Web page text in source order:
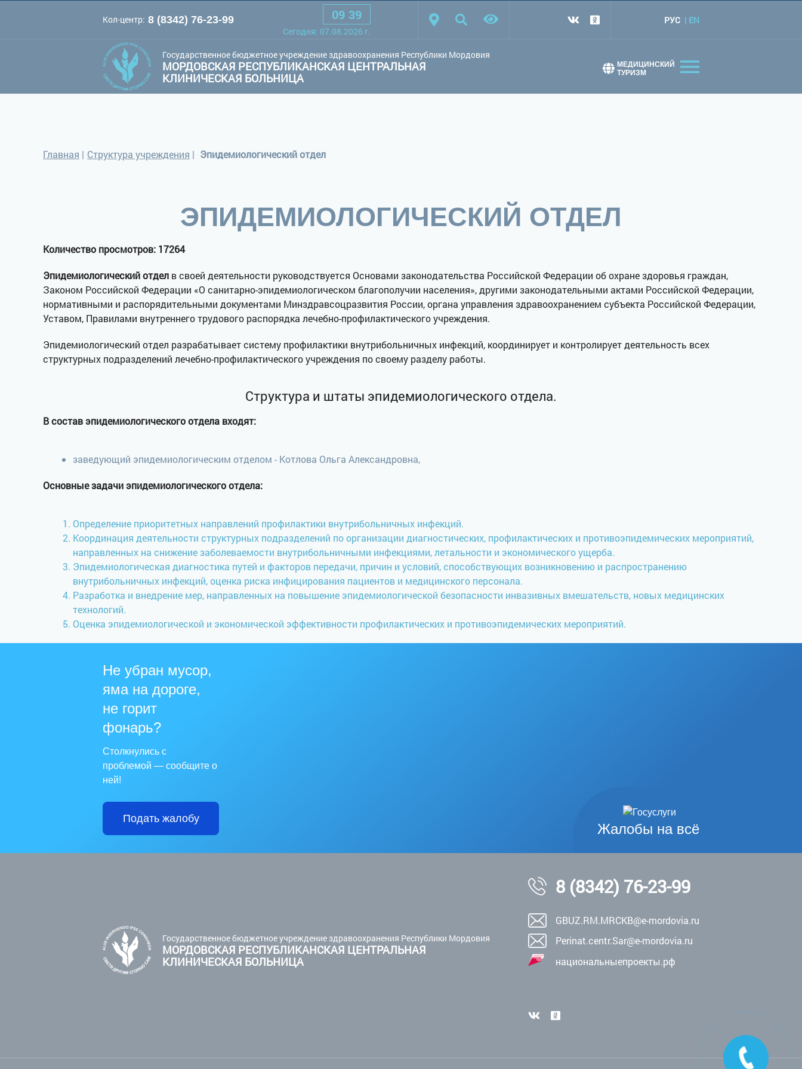
Шрифт: A A A Белая схема Черная схема Обычный сайт
Кол-центр: 8 (8342) 76-23-99 09 39
Cегодня: 07.08.2026 г.
РУС EN
Государственное бюджетное учреждение здравоохранения Республики Мордовия
МОРДОВСКАЯ РЕСПУБЛИКАНСКАЯ ЦЕНТРАЛЬНАЯ
КЛИНИЧЕСКАЯ БОЛЬНИЦА
МЕДИЦИНСКИЙ
ТУРИЗМ
Главная | Структура учреждения | Эпидемиологический отдел
ЭПИДЕМИОЛОГИЧЕСКИЙ ОТДЕЛ
Количество просмотров: 17264
Эпидемиологический отдел в своей деятельности руководствуется Основами законодательства Российской Федерации об охране здоровья граждан,
Законом Российской Федерации «О санитарно-эпидемиологическом благополучии населения», другими законодательными актами Российской Федерации,
нормативными и распорядительными документами Минздравсоцразвития России, органа управления здравоохранением субъекта Российской Федерации,
Уставом, Правилами внутреннего трудового распорядка лечебно-профилактического учреждения.
Эпидемиологический отдел разрабатывает систему профилактики внутрибольничных инфекций, координирует и контролирует деятельность всех
структурных подразделений лечебно-профилактического учреждения по своему разделу работы.
Структура и штаты эпидемиологического отдела.
В состав эпидемиологического отдела входят:
заведующий эпидемиологическим отделом - Котлова Ольга Александровна,
Основные задачи эпидемиологического отдела:
Определение приоритетных направлений профилактики внутрибольничных инфекций.
Координация деятельности структурных подразделений по организации диагностических, профилактических и противоэпидемических мероприятий,
направленных на снижение заболеваемости внутрибольничными инфекциями, летальности и экономического ущерба.
Эпидемиологическая диагностика путей и факторов передачи, причин и условий, способствующих возникновению и распространению
внутрибольничных инфекций, оценка риска инфицирования пациентов и медицинского персонала.
Разработка и внедрение мер, направленных на повышение эпидемиологической безопасности инвазивных вмешательств, новых медицинских
технологий.
Оценка эпидемиологической и экономической эффективности профилактических и противоэпидемических мероприятий.
Жалобы на всё
Не убран мусор,
яма на дороге,
не горит
фонарь?
Столкнулись с
проблемой — сообщите о
ней!
Подать жалобу
Государственное бюджетное учреждение здравоохранения Республики Мордовия
МОРДОВСКАЯ РЕСПУБЛИКАНСКАЯ ЦЕНТРАЛЬНАЯ
КЛИНИЧЕСКАЯ БОЛЬНИЦА
8 (8342) 76-23-99
GBUZ.RM.MRCKB@e-mordovia.ru
Perinat.centr.Sar@e-mordovia.ru
национальныепроекты.рф